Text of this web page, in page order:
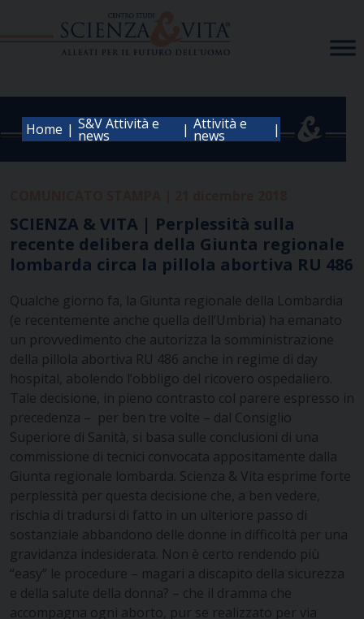
Home | S&V Attività e
news | Attività e
news |
SCIENZA & VITA | Perplessità sulla
recente delibera della Giunta regionale
lombarda circa la pillola abortiva RU 486
Qualche giorno fa, la Giunta regionale della Lombardia
(e recentemente anche quella dell’Umbria) ha emanato
un provvedimento che autorizza la somministrazione
della pillola abortiva RU 486 anche in regime di day
hospital, abolendo l’obbligo del ricovero ospedaliero.
Tale decisione, in pieno contrasto col parere espresso in
precedenza – per ben tre volte – dal Consiglio
Superiore di Sanità, si basa sulle conclusioni di una
commissione di tecnici convocata appositamente dalla
Giunta regionale lombarda. Scienza & Vita esprime forte
perplessità per questa decisione che, a ben vedere,
rischia di tradursi di fatto in un ulteriore passo di
sostanziale abbandono delle donne in difficoltà per una
gravidanza indesiderata. Non è certo rendendo più
“easy” le procedure – magari a discapito della sicurezza
e della salute della donna? – che il dramma che
accompagna ogni aborto, pur se realizzato per via